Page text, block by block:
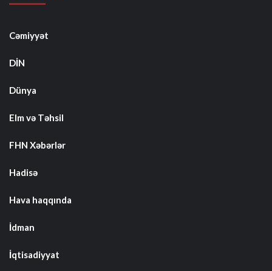
Cəmiyyət
DİN
Dünya
Elm və Təhsil
FHN Xəbərlər
Hadisə
Hava haqqında
İdman
İqtisadiyyat